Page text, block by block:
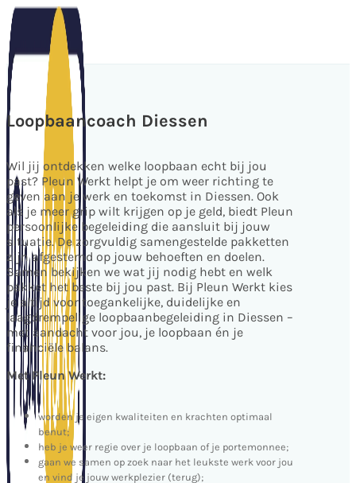
Loopbaancoach Diessen
Wil jij ontdekken welke loopbaan echt bij jou
past? Pleun Werkt helpt je om weer richting te
geven aan je werk en toekomst in Diessen. Ook
als je meer grip wilt krijgen op je geld, biedt Pleun
persoonlijke begeleiding die aansluit bij jouw
situatie. De zorgvuldig samengestelde pakketten
zijn afgestemd op jouw behoeften en doelen.
Samen bekijken we wat jij nodig hebt en welk
pakket het beste bij jou past. Bij Pleun Werkt kies
je altijd voor toegankelijke, duidelijke en
laagdrempelige loopbaanbegeleiding in Diessen –
met aandacht voor jou, je loopbaan én je
financiële balans.
Met Pleun Werkt:
worden je eigen kwaliteiten en krachten optimaal
benut;
heb je weer regie over je loopbaan of je portemonnee;
gaan we samen op zoek naar het leukste werk voor jou
en vind je jouw werkplezier (terug);